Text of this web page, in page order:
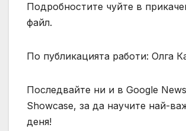
Подробностите чуйте в
файл.
По публикацията работи: Олга
Последвайте ни и в Google News
Showcase, за да научите най-
деня!